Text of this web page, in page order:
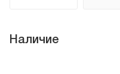
Наличие